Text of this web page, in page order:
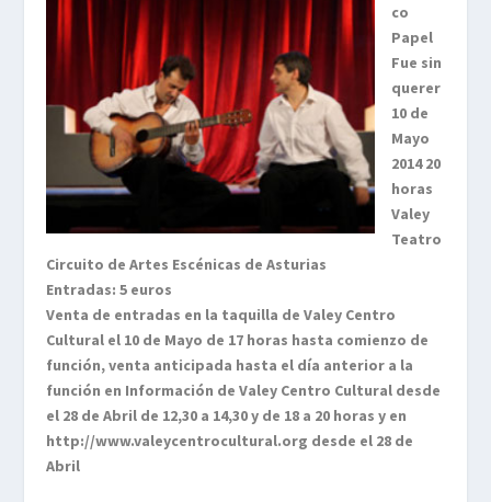
co
Papel
Fue sin
querer
10 de
Mayo
2014 20
horas
Valey
Teatro
Circuito de Artes Escénicas de Asturias
Entradas: 5 euros
Venta de entradas en la taquilla de Valey Centro
Cultural el 10 de Mayo de 17 horas hasta comienzo de
función, venta anticipada hasta el día anterior a la
función en Información de Valey Centro Cultural desde
el 28 de Abril de 12,30 a 14,30 y de 18 a 20 horas y en
http://www.valeycentrocultural.org desde el 28 de
Abril